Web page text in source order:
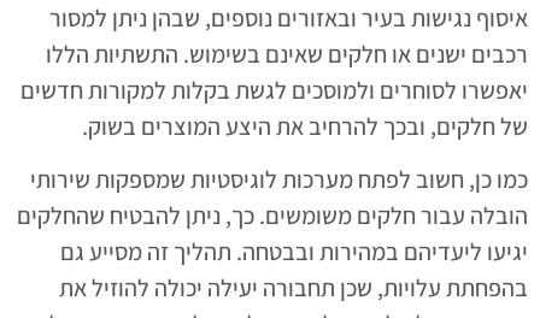
איסוף נגישות בעיר ובאזורים נוספים, שבהן ניתן למסור
רכבים ישנים או חלקים שאינם בשימוש. התשתיות הללו
יאפשרו לסוחרים ולמוסכים לגשת בקלות למקורות חדשים
של חלקים, ובכך להרחיב את היצע המוצרים בשוק.
כמו כן, חשוב לפתח מערכות לוגיסטיות שמספקות שירותי
הובלה עבור חלקים משומשים. כך, ניתן להבטיח שהחלקים
יגיעו ליעדיהם במהירות ובבטחה. תהליך זה מסייע גם
בהפחתת עלויות, שכן תחבורה יעילה יכולה להוזיל את